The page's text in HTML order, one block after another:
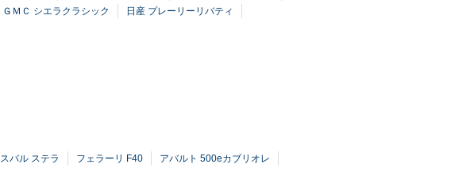
ＧＭＣ シエラクラシック
日産 プレーリーリバティ
スバル ステラ フェラーリ F40
アバルト 500eカブリオレ